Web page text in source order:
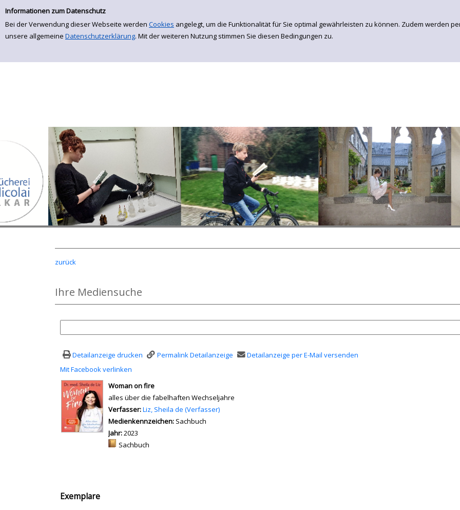
Einfache Suche
Informationen zum Datenschutz
Bei der Verwendung dieser Webseite werden Cookies angelegt, um die Funktionalität für Sie optimal gewährleisten zu können. Zudem werden
unsere allgemeine Datenschutzerklärung. Mit der weiteren Nutzung stimmen Sie diesen Bedingungen zu.
Zur Detailanzeige springen
zurück
Ihre Mediensuche
Detailanzeige drucken Permalink Detailanzeige
Detailanzeige per E-Mail versenden
Mit Facebook verlinken
wird in neuem Tab geöffnet
Woman on fire
alles über die fabelhaften Wechseljahre
Verfasser:Suche nach diesem Verfasser
Liz, Sheila de (Verfasser)
Medienkennzeichen: Sachbuch
Jahr:2023
Mediengruppe:
Sachbuch
Exemplare